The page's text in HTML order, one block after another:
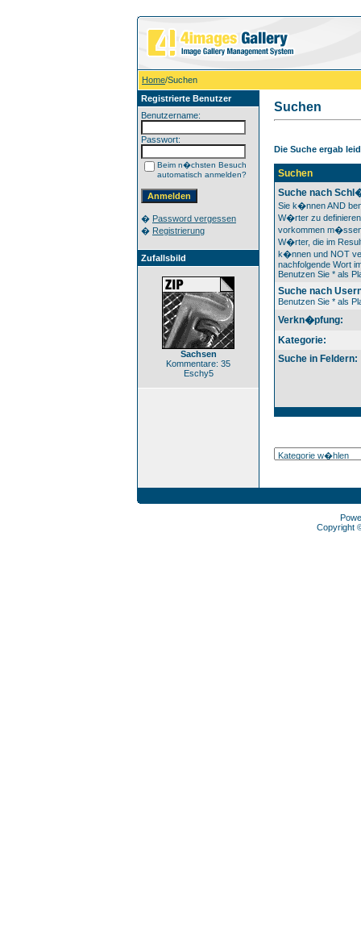
Home/Suchen
Registrierte Benutzer
Benutzername:
Passwort:
Beim n�chsten Besuch
automatisch anmelden?
� Password vergessen
� Registrierung
Zufallsbild
Sachsen
Kommentare: 35
Eschy5
Suchen
Die Suche ergab
Suchen
Suche nach
Sie k�nnen AND
W�rter zu
vorkommen
W�rter, die im
k�nnen und NOT
nachfolgende Wort
Benutzen Sie * als
Suche nach
Benutzen Sie * als
Verkn�pfung:
Kategorie:
Suche in Feldern:
Copyright